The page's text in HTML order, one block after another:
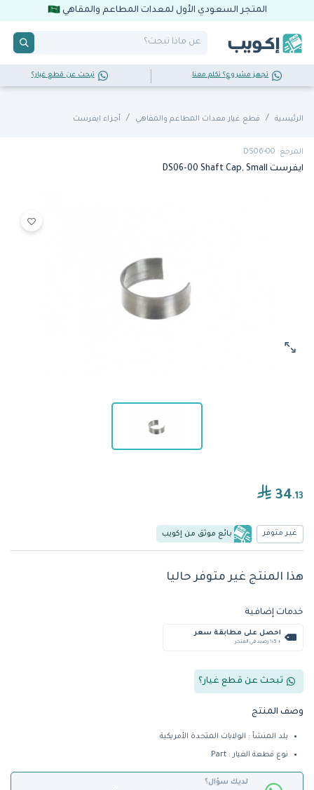
المتجر السعودي الأول لمعدات المطاعم والمقاهي
تجهز مشروع؟ تكلم معنا تبحث عن قطع غيار؟
الرئيسية قطع غيار معدات المطاعم والمقاهي أجزاء ايفرست
المرجع: DS06-00
ايفرست DS06-00 Shaft Cap, Small
34.13
غير متوفر بائع موثق من إكويب
هذا المنتج غير متوفر حاليا
خدمات إضافية
احصل على مطابقة سعر
+ %5 رصيد في المتجر
تبحث عن قطع غيار؟
وصف المنتج
بلد المنشأ : الولايات المتحدة الأمريكية
نوع قطعة الغيار : Part
لديك سؤال؟